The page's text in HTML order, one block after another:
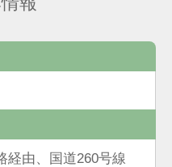
経由、国道260号線